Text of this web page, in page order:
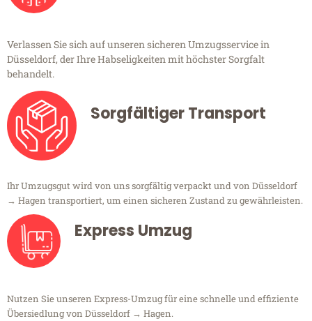
Verlassen Sie sich auf unseren sicheren Umzugsservice in
Düsseldorf, der Ihre Habseligkeiten mit höchster Sorgfalt
behandelt.
Sorgfältiger Transport
Ihr Umzugsgut wird von uns sorgfältig verpackt und von Düsseldorf
→ Hagen transportiert, um einen sicheren Zustand zu gewährleisten.
Express Umzug
Nutzen Sie unseren Express-Umzug für eine schnelle und effiziente
Übersiedlung von Düsseldorf → Hagen.